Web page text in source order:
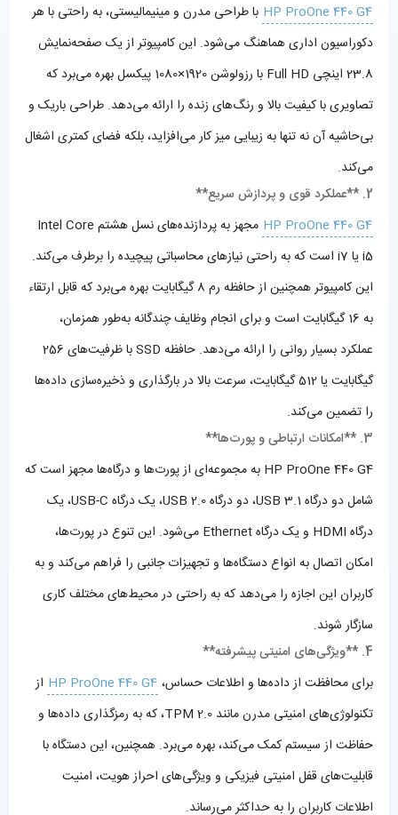
HP ProOne 440 G4 با طراحی مدرن و مینیمالیستی، به راحتی با هر
دکوراسیون اداری هماهنگ می‌شود. این کامپیوتر از یک صفحه‌نمایش
23.8 اینچی Full HD با رزولوشن 1920×1080 پیکسل بهره می‌برد که
تصاویری با کیفیت بالا و رنگ‌های زنده را ارائه می‌دهد. طراحی باریک و
بی‌حاشیه آن نه تنها به زیبایی میز کار می‌افزاید، بلکه فضای کمتری اشغال
می‌کند.
2. **عملکرد قوی و پردازش سریع**
HP ProOne 440 G4
مجهز به پردازنده‌های نسل هشتم Intel Core
i5 یا i7 است که به راحتی نیازهای محاسباتی پیچیده را برطرف می‌کند.
این کامپیوتر همچنین از حافظه رم 8 گیگابایت بهره می‌برد که قابل ارتقاء
به 16 گیگابایت است و برای انجام وظایف چندگانه به‌طور همزمان،
عملکرد بسیار روانی را ارائه می‌دهد. حافظه SSD با ظرفیت‌های 256
گیگابایت یا 512 گیگابایت، سرعت بالا در بارگذاری و ذخیره‌سازی داده‌ها
را تضمین می‌کند.
3. **امکانات ارتباطی و پورت‌ها**
HP ProOne 440 G4 به مجموعه‌ای از پورت‌ها و درگاه‌ها مجهز است که
شامل دو درگاه USB 3.1، دو درگاه USB 2.0، یک درگاه USB-C، یک
درگاه HDMI و یک درگاه Ethernet می‌شود. این تنوع در پورت‌ها،
امکان اتصال به انواع دستگاه‌ها و تجهیزات جانبی را فراهم می‌کند و به
کاربران این اجازه را می‌دهد که به راحتی در محیط‌های مختلف کاری
سازگار شوند.
4. **ویژگی‌های امنیتی پیشرفته**
برای محافظت از داده‌ها و اطلاعات حساس، HP ProOne 440 G4 از
تکنولوژی‌های امنیتی مدرن مانند TPM 2.0، که به رمزگذاری داده‌ها و
حفاظت از سیستم کمک می‌کند، بهره می‌برد. همچنین، این دستگاه با
قابلیت‌های قفل امنیتی فیزیکی و ویژگی‌های احراز هویت، امنیت
اطلاعات کاربران را به حداکثر می‌رساند.